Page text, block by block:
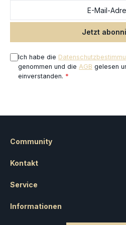
benutzen.Mehrteilige, bemalte
im 28mm Maßstab, die noch
enthalten. Entwickelt von
Micro Art Studio.
Jetzt
Ich habe die
genommen und die AGB gelesen
einverstanden. *
Kontakt
Service
Informationen
Community